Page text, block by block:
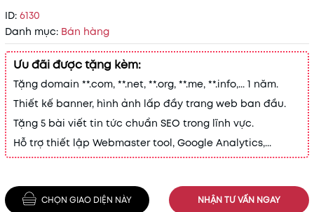
ID: 6130
Danh mục: Bán hàng
Ưu đãi được tặng kèm:
Tặng domain **.com, **.net, **.org, **.me, **.info,... 1 năm.
Thiết kế banner, hình ảnh lấp đầy trang web ban đầu.
Tặng 5 bài viết tin tức chuẩn SEO trong lĩnh vực.
Hỗ trợ thiết lập Webmaster tool, Google Analytics,...
CHỌN GIAO DIỆN NÀY NHẬN TƯ VẤN NGAY